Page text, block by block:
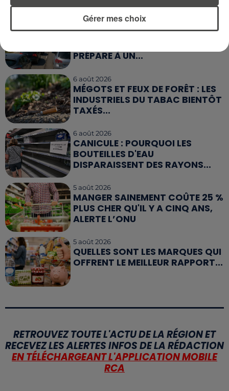
7 août 2026
WEEK-END ROUGE SUR LES
PRÉPARE À UN...
6 août 2026
MÉGOTS ET FEUX DE FORÊT : LES
INDUSTRIELS DU TABAC BIENTÔT
TAXÉS...
6 août 2026
CANICULE : POURQUOI LES
BOUTEILLES D'EAU
DISPARAISSENT DES RAYONS...
5 août 2026
MANGER SAINEMENT COÛTE 25 %
PLUS CHER QU'IL Y A CINQ ANS,
ALERTE L’ONU
5 août 2026
QUELLES SONT LES MARQUES QUI
OFFRENT LE MEILLEUR RAPPORT...
RETROUVEZ TOUTE L'ACTU DE LA RÉGION ET
RECEVEZ LES ALERTES INFOS DE LA RÉDACTION
EN TÉLÉCHARGEANT L'APPLICATION MOBILE
RCA
Gérer mes choix